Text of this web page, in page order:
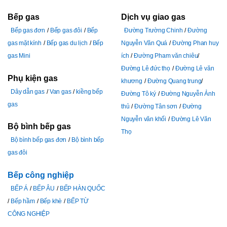
Bếp gas
Bếp gas đơn Bếp gas đôi
Bếp
gas mặt kính
Bếp gas du lịch
Bếp
gas Mini
Phụ kiện gas
Dây dẫn gas Van gas
kiềng bếp
gas
Bộ bình bếp gas
Bộ bình bếp gas đơn
Bộ bình bếp
gas đôi
Bếp công nghiệp
BẾP Á BẾP ÂU
BẾP HÀN QUỐC
Bếp hầm
Bếp khè
BẾP TỪ
CÔNG NGHIỆP
Dịch vụ giao gas
Đường Trường Chinh
Đường
Nguyễn Văn Quá
Đường Phan huy
ích
Đường Pham văn chiêu
Đường Lê đức thọ
Đường Lê văn
khương
Đường Quang trung
Đường Tô ký
Đường Nguyễn Ảnh
thủ
Đường Tân sơn
Đường
Nguyễn văn khối
Đường Lê Văn
Thọ